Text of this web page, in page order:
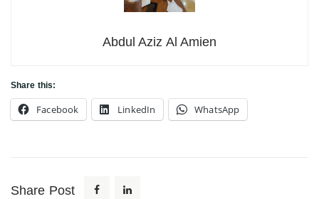
Abdul Aziz Al Amien
Share this:
Facebook LinkedIn WhatsApp
Share Post